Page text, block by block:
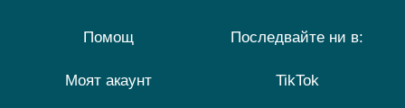
Помощ
Моят акаунт
Последвайте ни в:
TikTok